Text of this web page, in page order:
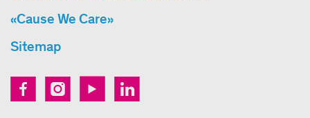
«Cause We Care»
Sitemap